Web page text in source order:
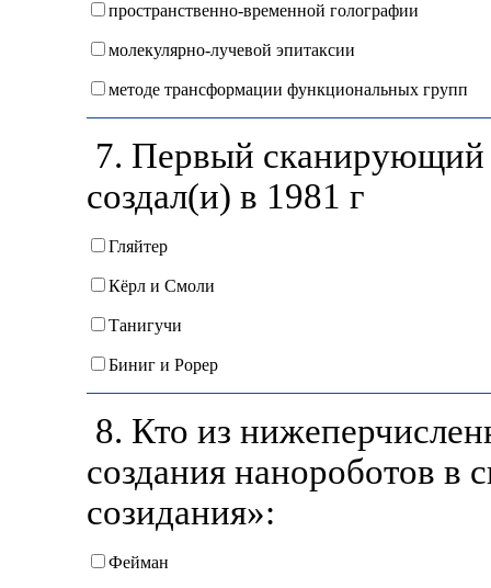
пространственно-временной голографии
молекулярно-лучевой эпитаксии
методе трансформации функциональных групп
7. Первый сканирующий
создал(и) в 1981 г
Гляйтер
Кёрл и Смоли
Танигучи
Биниг и Рорер
8. Кто из
создания нанороботов
созидания»:
Фейман